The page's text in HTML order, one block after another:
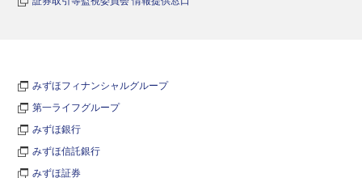
みずほフィナンシャルグループ
第一ライフグループ
みずほ銀行
みずほ信託銀行
みずほ証券